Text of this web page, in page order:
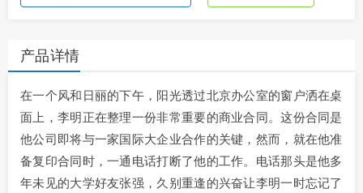
产品详情
在一个风和日丽的下午，阳光透过北京办公室的窗户洒在桌
面上，李明正在整理一份非常重要的商业合同。这份合同是
他公司即将与一家国际大企业合作的关键，然而，就在他准
备复印合同时，一通电话打断了他的工作。电话那头是他多
年未见的大学好友张强，久别重逢的兴奋让李明一时忘记了